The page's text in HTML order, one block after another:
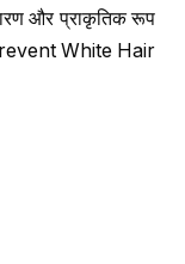
और प्राकृतिक रूप
White Hair